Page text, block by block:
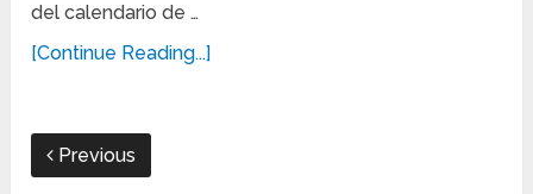
del calendario de …
[Continue Reading...]
Previous